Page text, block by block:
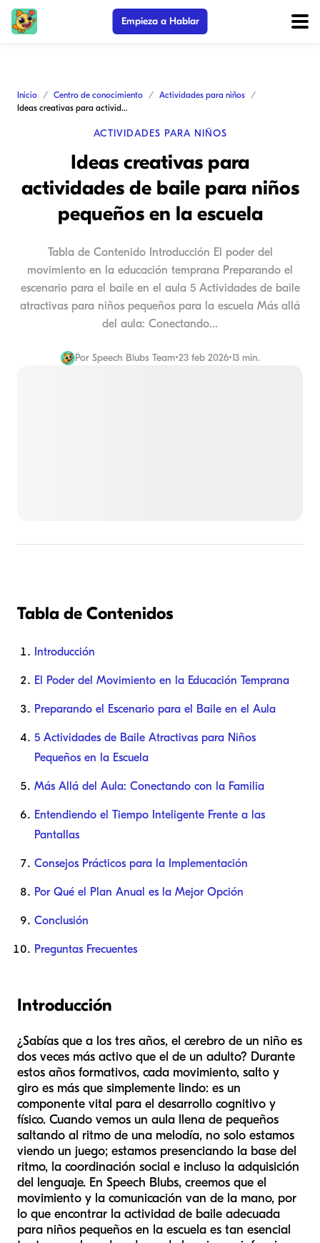
Empieza a Hablar
Inicio Centro de conocimiento
Actividades para niños
Ideas creativas para actividades de baile para niños pequeños en la escuela
ACTIVIDADES PARA NIÑOS
Ideas creativas para
actividades de baile para niños
pequeños en la escuela
Tabla de Contenido Introducción El poder del
movimiento en la educación temprana Preparando el
escenario para el baile en el aula 5 Actividades de baile
atractivas para niños pequeños para la escuela Más allá
del aula: Conectando...
Por Speech Blubs Team•23 feb 2026•13 min.
Tabla de Contenidos
Introducción
El Poder del Movimiento en la Educación Temprana
Preparando el Escenario para el Baile en el Aula
5 Actividades de Baile Atractivas para Niños
Pequeños en la Escuela
Más Allá del Aula: Conectando con la Familia
Entendiendo el Tiempo Inteligente Frente a las
Pantallas
Consejos Prácticos para la Implementación
Por Qué el Plan Anual es la Mejor Opción
Conclusión
Preguntas Frecuentes
Introducción
¿Sabías que a los tres años, el cerebro de un niño es
dos veces más activo que el de un adulto? Durante
estos años formativos, cada movimiento, salto y
giro es más que simplemente lindo: es un
componente vital para el desarrollo cognitivo y
físico. Cuando vemos un aula llena de pequeños
saltando al ritmo de una melodía, no solo estamos
viendo un juego; estamos presenciando la base del
ritmo, la coordinación social e incluso la adquisición
del lenguaje. En Speech Blubs, creemos que el
movimiento y la comunicación van de la mano, por
lo que encontrar la actividad de baile adecuada
para niños pequeños en la escuela es tan esencial